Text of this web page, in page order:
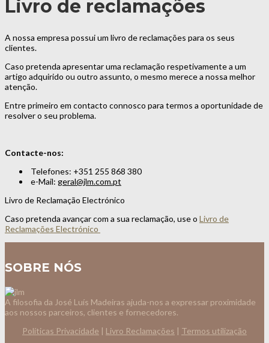
Livro de reclamações
A nossa empresa possui um livro de reclamações para os seus
clientes.
Caso pretenda apresentar uma reclamação respetivamente a um
artigo adquirido ou outro assunto, o mesmo merece a nossa melhor
atenção.
Entre primeiro em contacto connosco para termos a oportunidade de
resolver o seu problema.
Contacte-nos:
Telefones: +351 255 868 380
e-Mail: geral@jlm.com.pt
Livro de Reclamação Electrónico
Caso pretenda avançar com a sua reclamação, use o Livro de
Reclamações Electrónico
SOBRE NÓS
A filosofia da José Luís Madeiras ajuda-nos a expressar proximidade
aos nossos parceiros, clientes e fornecedores.
Políticas Privacidade | Livro Reclamações | Termos utilização